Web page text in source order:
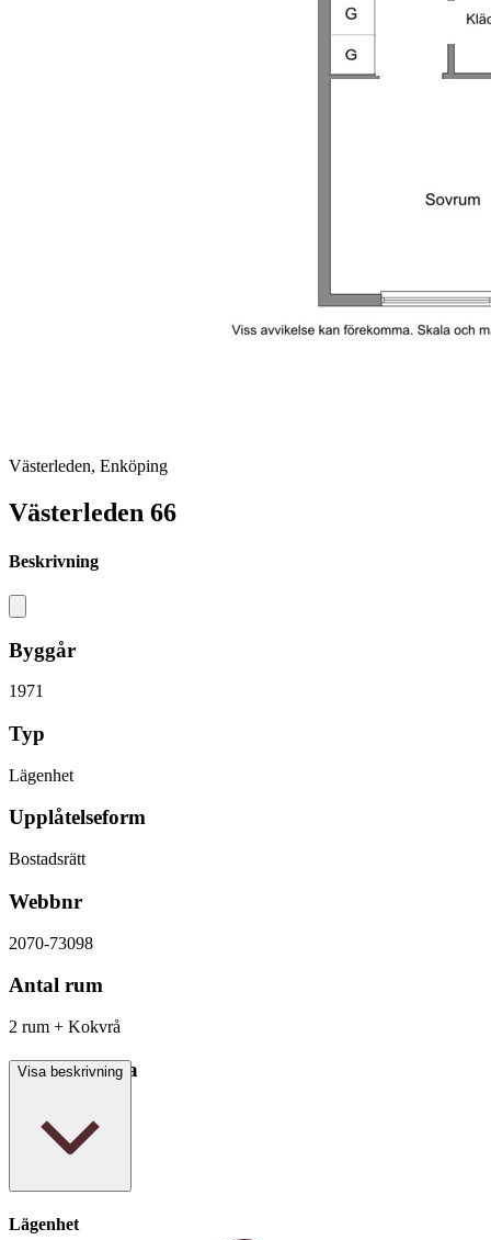
Västerleden, Enköping
Västerleden 66
Beskrivning
Byggår
1971
Typ
Lägenhet
Upplåtelseform
Bostadsrätt
Webbnr
2070-73098
Antal rum
2 rum + Kokvrå
Boarea/Biarea
Visa beskrivning
Lägenhet